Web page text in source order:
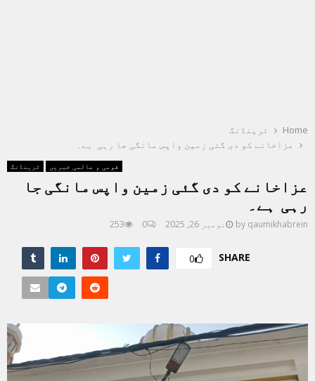
Home
ٹرینڈنگ
عزاخانے کو دی گئی زمین واپس مانگی جا رہی ہے۔
ٹرینڈنگ قومی و عالمی خبریں
عزاخانے کو دی گئی زمین واپس مانگی جا
رہی ہے۔
by qaumikhabrein نومبر 26, 2025 0
253
SHARE
0